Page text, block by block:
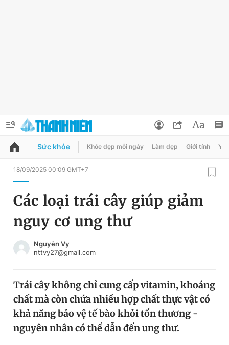
QUẢNG CÁO ĐẶT BÁO
Chuyên mục khác
Tin thị trường Tin 360
Video Magazine
Đổi mật khẩu
Tin đã lưu
Tin đã xem
Đăng xuất
Sức khỏe Khỏe đẹp mỗi ngày Làm đẹp Giới tính Y
18/09/2025 00:09 GMT+7
Các loại trái cây giúp giảm
nguy cơ ung thư
Nguyễn Vy
nttvy27@gmail.com
Trái cây không chỉ cung cấp vitamin, khoáng
chất mà còn chứa nhiều hợp chất thực vật có
khả năng bảo vệ tế bào khỏi tổn thương -
nguyên nhân có thể dẫn đến ung thư.